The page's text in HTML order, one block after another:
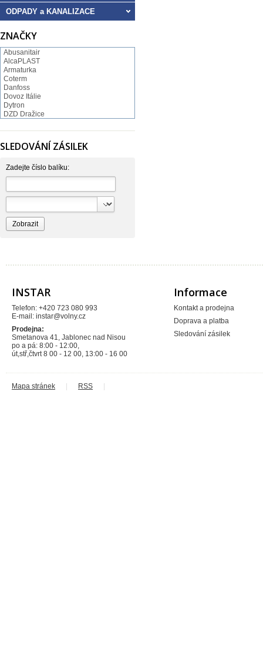
ODPADY a KANALIZACE
ZNAČKY
Abusanitair
AlcaPLAST
Armaturka
Coterm
Danfoss
Dovoz Itálie
Dytron
DZD Dražice
GEBO
Hutterer & Lechner
JB SANITARY
JIKA
NORMA
RAV Slezák
Rothenberger
Sagittarius
Vagnerplast
SLEDOVÁNÍ ZÁSILEK
Zadejte číslo balíku:
INSTAR
Telefon: +420 723 080 993
E-mail: instar@volny.cz
Prodejna:
Smetanova 41, Jablonec nad Nisou
po a pá: 8:00 - 12:00,
út,stř,čtvrt 8 00 - 12 00, 13:00 - 16 00
Informace
Kontakt a prodejna
Doprava a platba
Sledování zásilek
Mapa stránek RSS